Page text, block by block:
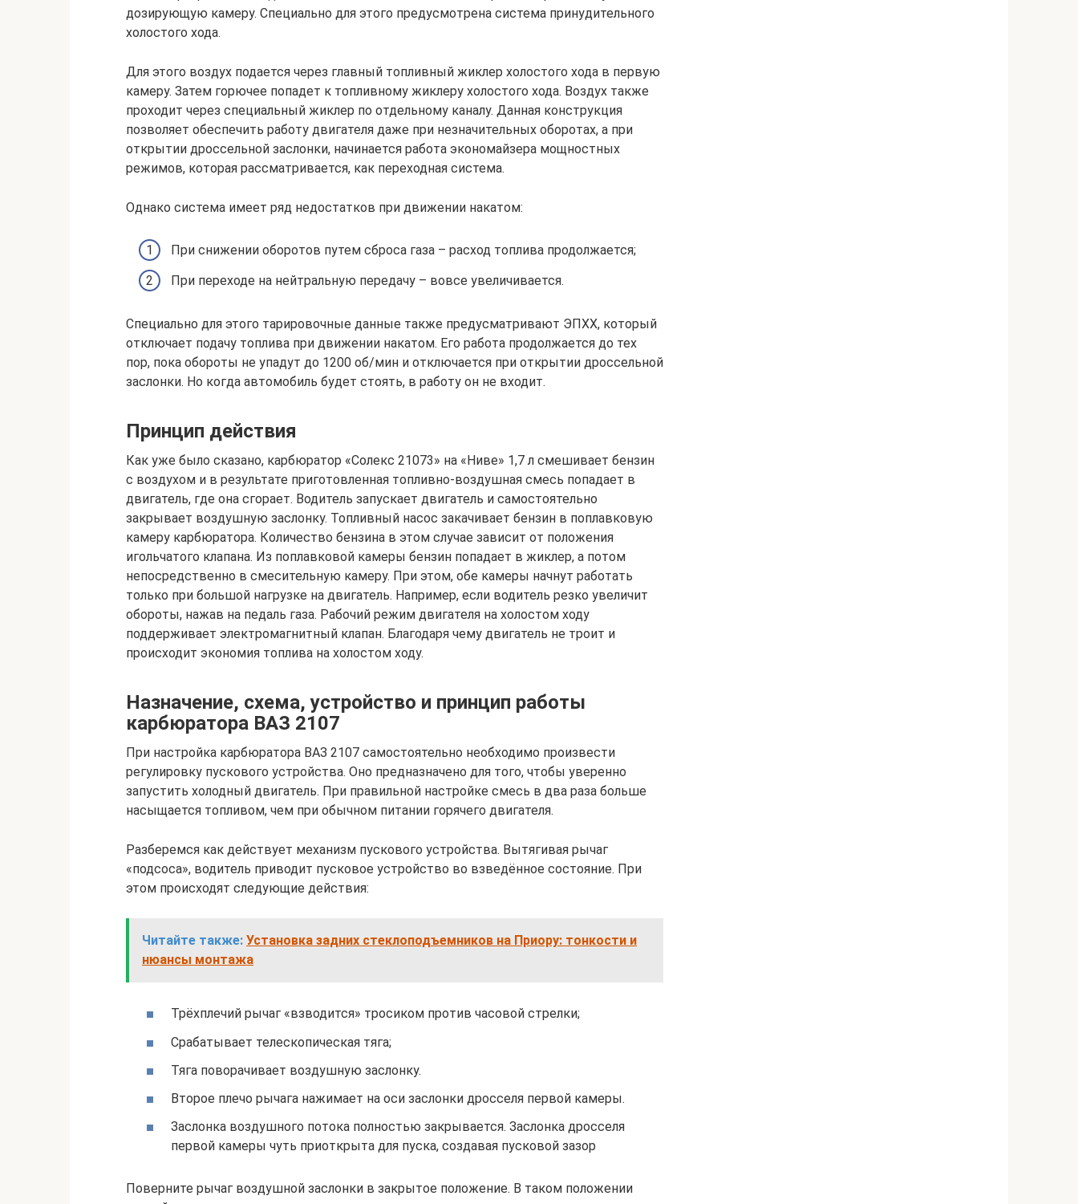
дозирующую камеру. Специально для этого предусмотрена система принудительного
холостого хода.
Для этого воздух подается через главный топливный жиклер холостого хода в первую
камеру. Затем горючее попадет к топливному жиклеру холостого хода. Воздух также
проходит через специальный жиклер по отдельному каналу. Данная конструкция
позволяет обеспечить работу двигателя даже при незначительных оборотах, а при
открытии дроссельной заслонки, начинается работа экономайзера мощностных
режимов, которая рассматривается, как переходная система.
Однако система имеет ряд недостатков при движении накатом:
При снижении оборотов путем сброса газа – расход топлива продолжается;
При переходе на нейтральную передачу – вовсе увеличивается.
Специально для этого тарировочные данные также предусматривают ЭПХХ, который
отключает подачу топлива при движении накатом. Его работа продолжается до тех
пор, пока обороты не упадут до 1200 об/мин и отключается при открытии дроссельной
заслонки. Но когда автомобиль будет стоять, в работу он не входит.
Принцип действия
Как уже было сказано, карбюратор «Солекс 21073» на «Ниве» 1,7 л смешивает бензин
с воздухом и в результате приготовленная топливно-воздушная смесь попадает в
двигатель, где она сгорает. Водитель запускает двигатель и самостоятельно
закрывает воздушную заслонку. Топливный насос закачивает бензин в поплавковую
камеру карбюратора. Количество бензина в этом случае зависит от положения
игольчатого клапана. Из поплавковой камеры бензин попадает в жиклер, а потом
непосредственно в смесительную камеру. При этом, обе камеры начнут работать
только при большой нагрузке на двигатель. Например, если водитель резко увеличит
обороты, нажав на педаль газа. Рабочий режим двигателя на холостом ходу
поддерживает электромагнитный клапан. Благодаря чему двигатель не троит и
происходит экономия топлива на холостом ходу.
Назначение, схема, устройство и принцип работы
карбюратора ВАЗ 2107
При настройка карбюратора ВАЗ 2107 самостоятельно необходимо произвести
регулировку пускового устройства. Оно предназначено для того, чтобы уверенно
запустить холодный двигатель. При правильной настройке смесь в два раза больше
насыщается топливом, чем при обычном питании горячего двигателя.
Разберемся как действует механизм пускового устройства. Вытягивая рычаг
«подсоса», водитель приводит пусковое устройство во взведённое состояние. При
этом происходят следующие действия:
Читайте также: Установка задних стеклоподъемников на Приору: тонкости и
нюансы монтажа
Трёхплечий рычаг «взводится» тросиком против часовой стрелки;
Срабатывает телескопическая тяга;
Тяга поворачивает воздушную заслонку.
Второе плечо рычага нажимает на оси заслонки дросселя первой камеры.
Заслонка воздушного потока полностью закрывается. Заслонка дросселя
первой камеры чуть приоткрыта для пуска, создавая пусковой зазор
Поверните рычаг воздушной заслонки в закрытое положение. В таком положении